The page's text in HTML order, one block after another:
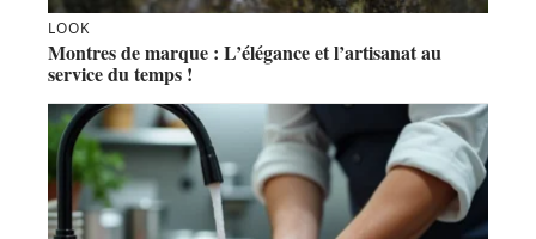
LOOK
Montres de marque : L’élégance et l’artisanat au
service du temps !